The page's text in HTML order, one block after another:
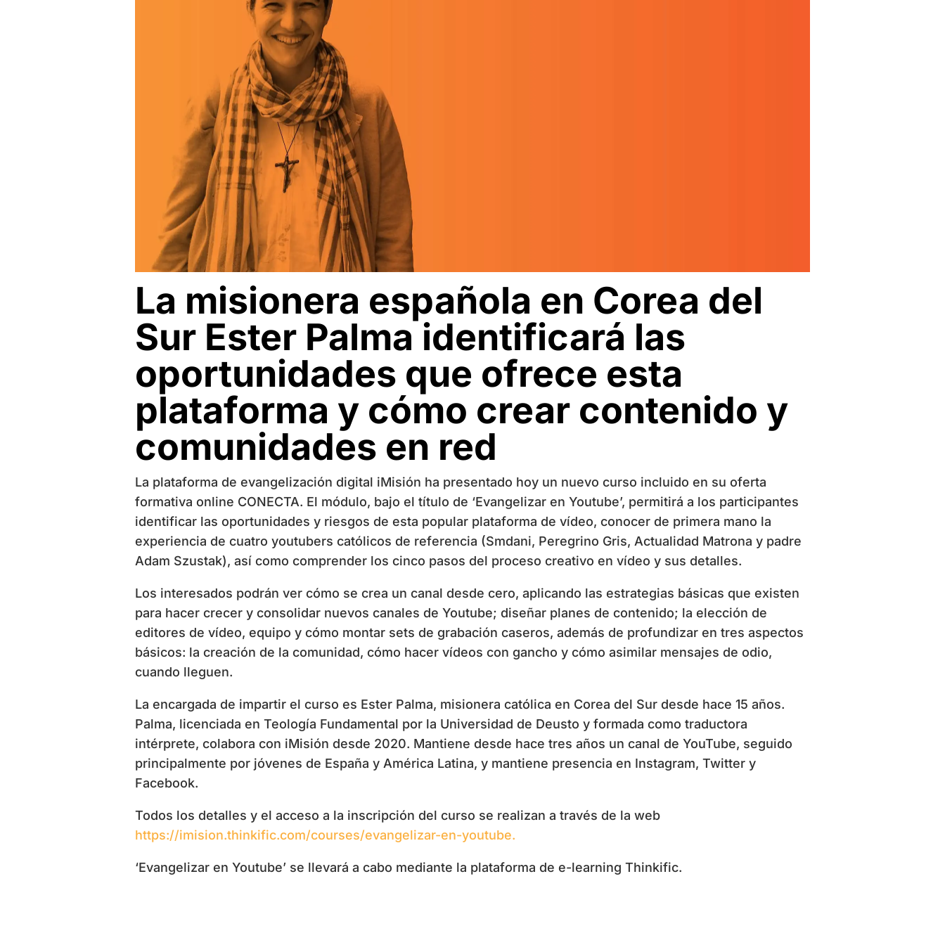
La misionera española en Corea del
Sur Ester Palma identificará las
oportunidades que ofrece esta
plataforma y cómo crear contenido y
comunidades en red
La plataforma de evangelización digital iMisión ha presentado hoy un nuevo curso incluido en su oferta
formativa online CONECTA. El módulo, bajo el título de ‘Evangelizar en Youtube’, permitirá a los participantes
identificar las oportunidades y riesgos de esta popular plataforma de vídeo, conocer de primera mano la
experiencia de cuatro youtubers católicos de referencia (Smdani, Peregrino Gris, Actualidad Matrona y padre
Adam Szustak), así como comprender los cinco pasos del proceso creativo en vídeo y sus detalles.
Los interesados podrán ver cómo se crea un canal desde cero, aplicando las estrategias básicas que existen
para hacer crecer y consolidar nuevos canales de Youtube; diseñar planes de contenido; la elección de
editores de vídeo, equipo y cómo montar sets de grabación caseros, además de profundizar en tres aspectos
básicos: la creación de la comunidad, cómo hacer vídeos con gancho y cómo asimilar mensajes de odio,
cuando lleguen.
La encargada de impartir el curso es Ester Palma, misionera católica en Corea del Sur desde hace 15 años.
Palma, licenciada en Teología Fundamental por la Universidad de Deusto y formada como traductora
intérprete, colabora con iMisión desde 2020. Mantiene desde hace tres años un canal de YouTube, seguido
principalmente por jóvenes de España y América Latina, y mantiene presencia en Instagram, Twitter y
Facebook.
Todos los detalles y el acceso a la inscripción del curso se realizan a través de la web
https://imision.thinkific.com/courses/evangelizar-en-youtube.
‘Evangelizar en Youtube’ se llevará a cabo mediante la plataforma de e-learning Thinkific.